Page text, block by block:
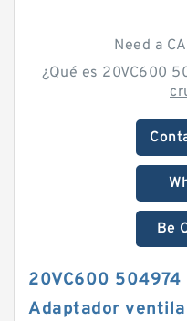
Need a
¿Qué es 20VC600
Be
20VC600
Adaptador